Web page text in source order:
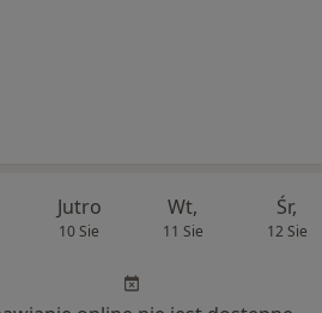
Jutro
10 Sie
Wt,
11 Sie
Śr,
12 Sie